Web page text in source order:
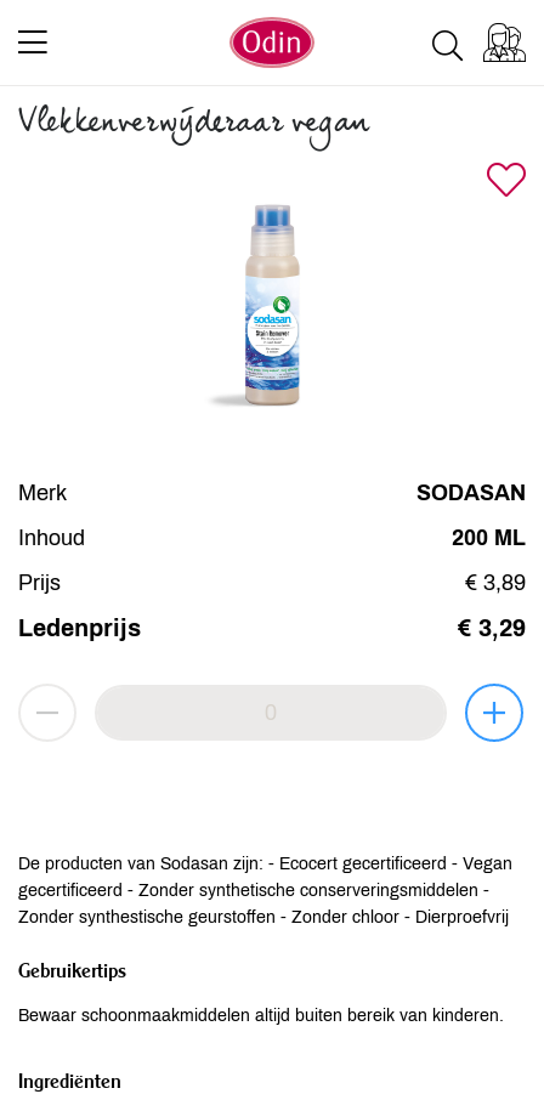
Vlekkenverwijderaar vegan
Merk
SODASAN
Inhoud
200 ML
Prijs
€ 3,89
Ledenprijs € 3,29
De producten van Sodasan zijn: - Ecocert gecertificeerd - Vegan
gecertificeerd - Zonder synthetische conserveringsmiddelen -
Zonder synthestische geurstoffen - Zonder chloor - Dierproefvrij
Gebruikertips
Bewaar schoonmaakmiddelen altijd buiten bereik van kinderen.
Ingrediënten